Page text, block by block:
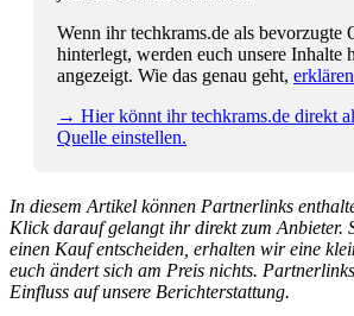
Wenn ihr techkrams.de als bevorzugte
hinterlegt, werden euch unsere Inhalte
angezeigt. Wie das genau geht,
→ Hier könnt ihr techkrams.de direkt
Quelle einstellen.
In diesem Artikel können Partnerlinks
Klick darauf gelangt ihr direkt zum Anbieter.
einen Kauf entscheiden, erhalten wir eine
euch ändert sich am Preis nichts.
Einfluss auf unsere Berichterstattung.